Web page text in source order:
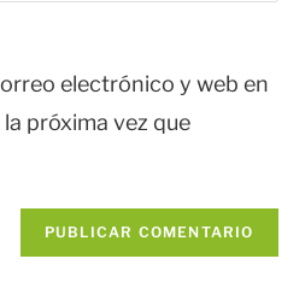
electrónico y web en
próxima vez que